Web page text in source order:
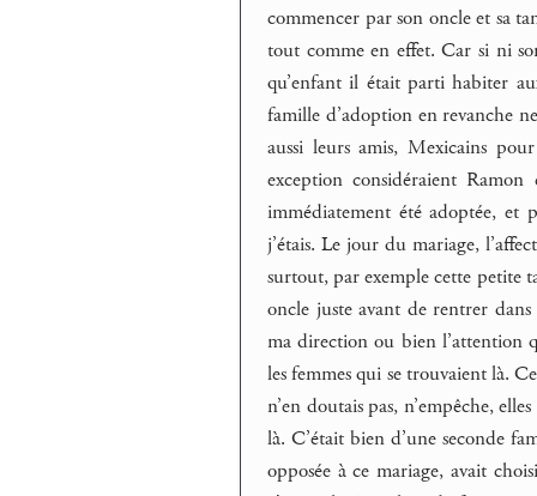
commencer par son oncle et sa
tout comme en effet. Car si ni
qu’enfant il était parti habiter
famille d’adoption en revanche
aussi leurs amis, Mexicains
exception considéraient
immédiatement été adoptée, et
j’étais. Le jour du mariage,
surtout, par exemple cette petite
oncle juste avant de rentrer
ma direction ou bien l’attention
les femmes qui se trouvaient là.
n’en doutais pas, n’empêche,
là. C’était bien d’une seconde
opposée à ce mariage, avait